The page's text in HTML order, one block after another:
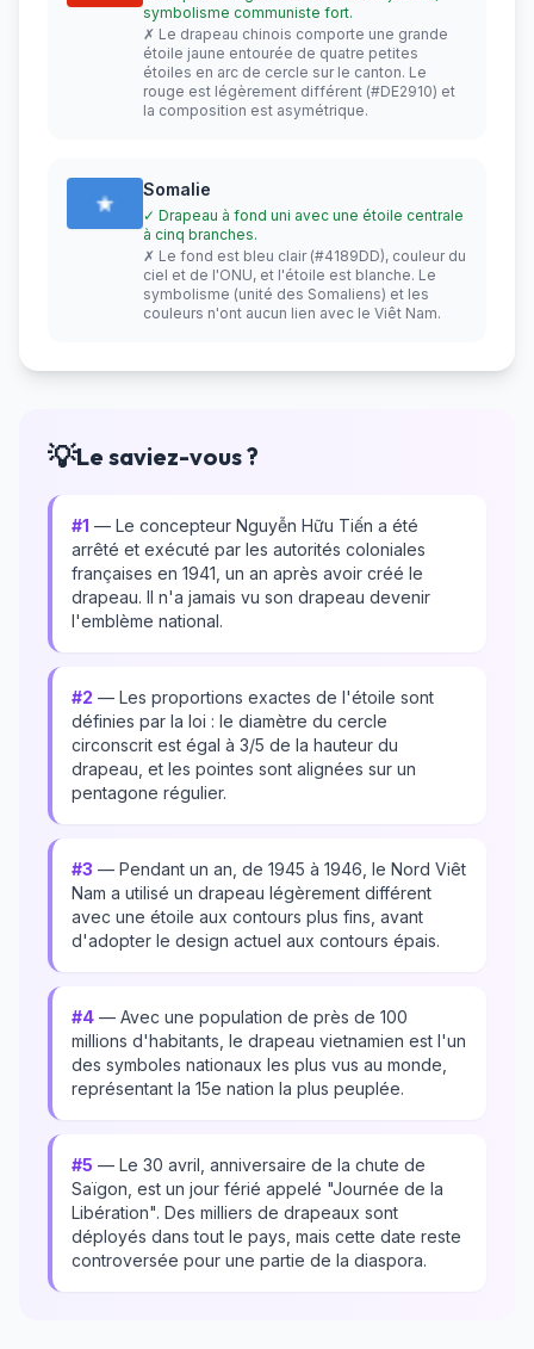
symbolisme communiste fort.
✗ Le drapeau chinois comporte une grande
étoile jaune entourée de quatre petites
étoiles en arc de cercle sur le canton. Le
rouge est légèrement différent (#DE2910) et
la composition est asymétrique.
Somalie
✓ Drapeau à fond uni avec une étoile centrale
à cinq branches.
✗ Le fond est bleu clair (#4189DD), couleur du
ciel et de l'ONU, et l'étoile est blanche. Le
symbolisme (unité des Somaliens) et les
couleurs n'ont aucun lien avec le Viêt Nam.
💡Le saviez-vous ?
#1 — Le concepteur Nguyễn Hữu Tiến a été
arrêté et exécuté par les autorités coloniales
françaises en 1941, un an après avoir créé le
drapeau. Il n'a jamais vu son drapeau devenir
l'emblème national.
#2 — Les proportions exactes de l'étoile sont
définies par la loi : le diamètre du cercle
circonscrit est égal à 3/5 de la hauteur du
drapeau, et les pointes sont alignées sur un
pentagone régulier.
#3 — Pendant un an, de 1945 à 1946, le Nord Viêt
Nam a utilisé un drapeau légèrement différent
avec une étoile aux contours plus fins, avant
d'adopter le design actuel aux contours épais.
#4 — Avec une population de près de 100
millions d'habitants, le drapeau vietnamien est l'un
des symboles nationaux les plus vus au monde,
représentant la 15e nation la plus peuplée.
#5 — Le 30 avril, anniversaire de la chute de
Saïgon, est un jour férié appelé "Journée de la
Libération". Des milliers de drapeaux sont
déployés dans tout le pays, mais cette date reste
controversée pour une partie de la diaspora.